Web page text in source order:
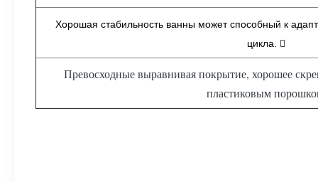
Хорошая стабильность ванны может способный к
цикла. 
Превосходные выравнивая покрытие, хорошее
пластиковым